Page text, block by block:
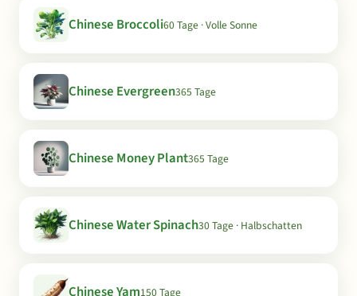
Chinese Broccoli60 Tage · Volle Sonne
Chinese Evergreen365 Tage
Chinese Money Plant365 Tage
Chinese Water Spinach30 Tage · Halbschatten
Chinese Yam150 Tage